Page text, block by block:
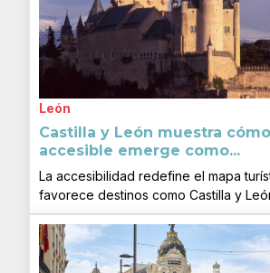
León
Castilla y León muestra
accesible emerge como...
La accesibilidad redefine el mapa
favorece destinos como Castilla y